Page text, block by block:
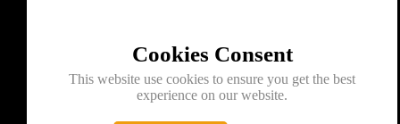
Cookies Consent
This website use cookies to ensure you get the best
experience on our website.
Kontakt